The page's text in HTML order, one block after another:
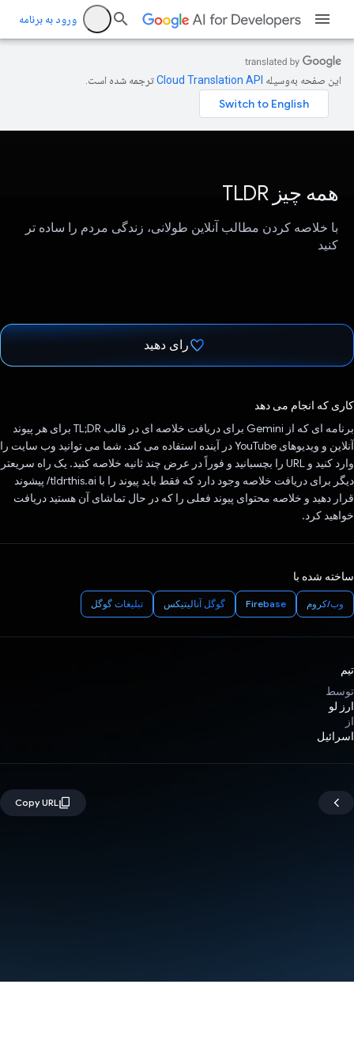
ورود به برنامه
این صفحه به‌وسیله ترجمه شده است.
همه چیز TLDR
با خلاصه کردن مطالب آنلاین طولانی، زندگی مردم را ساده تر
کنید
رای دهید
کاری که انجام می دهد
برنامه ای که از Gemini برای دریافت خلاصه ای در قالب TL;DR برای هر پیوند
آنلاین و ویدیوهای YouTube در آینده استفاده می کند. شما می توانید وب سایت را
وارد کنید و URL را بچسبانید و فوراً در عرض چند ثانیه خلاصه کنید. یک راه سریعتر
دیگر برای دریافت خلاصه وجود دارد که فقط باید پیوند را با tldrthis.ai/ پیشوند
قرار دهید و خلاصه محتوای پیوند فعلی را که در حال تماشای آن هستید دریافت
خواهید کرد.
ساخته شده با
وب/کروم Firebase گوگل آنالیتیکس تبلیغات گوگل
تیم
توسط
ارز لو
از
اسرائیل